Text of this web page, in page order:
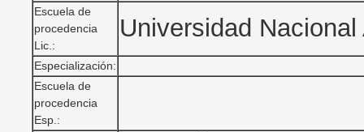
Escuela de
procedencia
Lic.:
Universidad
Especialización:
Escuela de
procedencia
Esp.: